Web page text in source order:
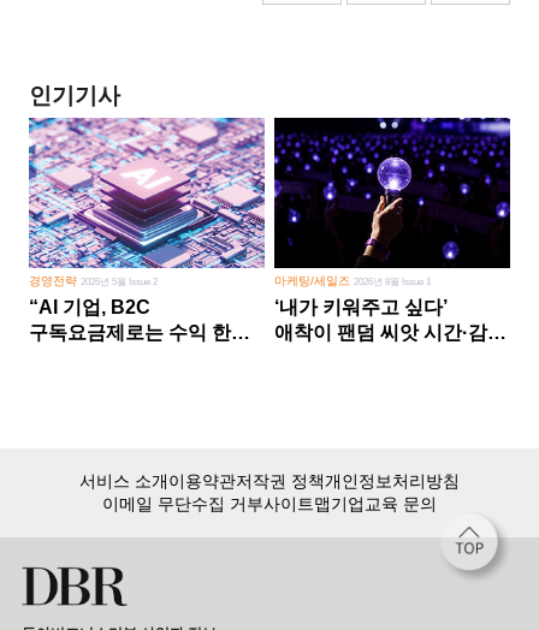
인기기사
경영전략 2026년 5월 Issue 2
“AI 기업, B2C
구독요금제로는 수익 한계
마케팅/세일즈 2026년 8월 Issue 1
‘내가 키워주고 싶다’
애착이 팬덤 씨앗 시간·감정
서비스 소개이용약관저작권 정책개인정보처리방침
이메일 무단수집 거부사이트맵기업교육 문의